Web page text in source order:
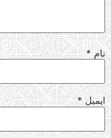
نام*
ایمیل*